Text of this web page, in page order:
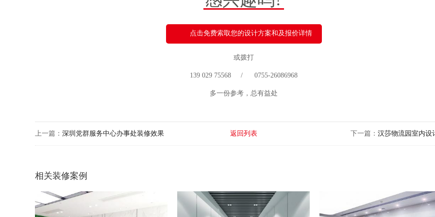
点击免费索取您的设计方案和及报价详情
或拨打
139 029 75568 / 0755-26086968
多一份参考，总有益处
上一篇： 深圳党群服务中心办事处装修效果 下一篇： 汉莎物流园室内设
返回列表
相关装修案例